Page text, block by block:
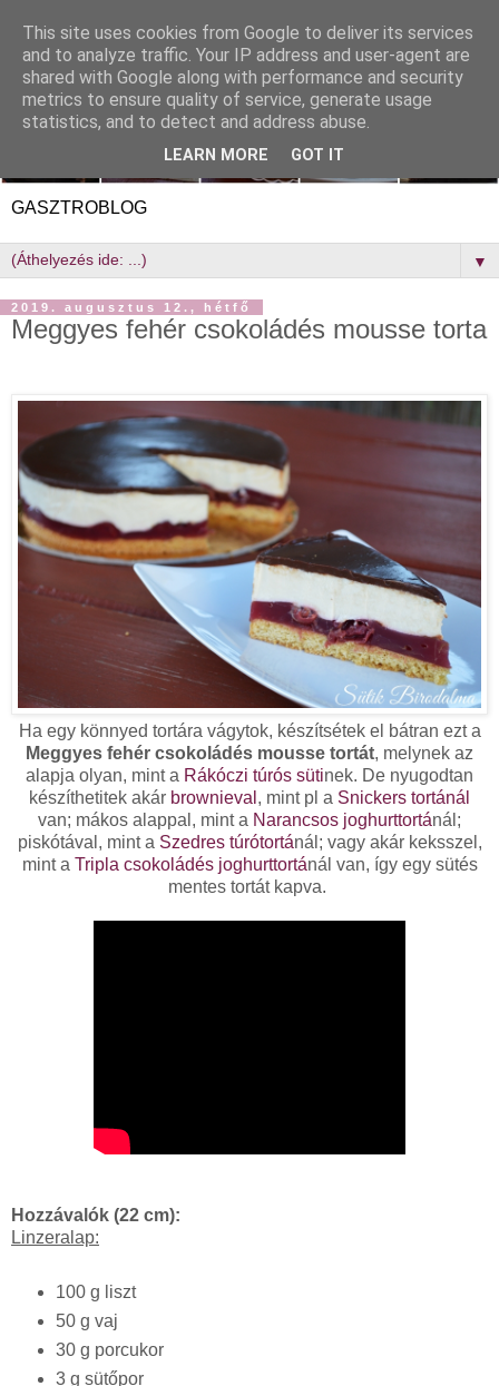
GASZTROBLOG
▼
2019. augusztus 12., hétfő
Meggyes fehér csokoládés mousse torta
Ha egy könnyed tortára vágytok, készítsétek el bátran ezt a
Meggyes fehér csokoládés mousse tortát, melynek az
alapja olyan, mint a Rákóczi túrós sütinek. De nyugodtan
készíthetitek akár brownieval , mint pl a Snickers tortánál
van; mákos alappal, mint a Narancsos joghurttortánál;
piskótával, mint a Szedres túrótortánál; vagy akár keksszel,
mint a Tripla csokoládés joghurttortánál van, így egy sütés
mentes tortát kapva.
Hozzávalók (22 cm):
Linzeralap:
100 g liszt
50 g vaj
30 g porcukor
3 g sütőpor
This site uses cookies from Google to deliver its services
and to analyze traffic. Your IP address and user-agent are
shared with Google along with performance and security
metrics to ensure quality of service, generate usage
statistics, and to detect and address abuse.
LEARN MORE GOT IT